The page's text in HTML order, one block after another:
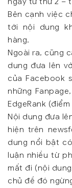
Bên cạnh việc
tới nội dung
hàng.
Ngoài ra, cũng
dung đưa lên
của Facebook
những
EdgeRank
Nội dung đưa
hiện trên
dung nổi bật
luận nhiều từ
mất đi (nội
chủ đề đó